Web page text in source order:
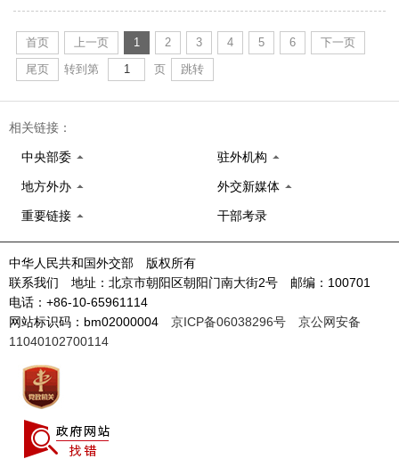
首页 上一页 1 2 3 4 5 6
下一页
尾页
转到第 页 跳转
相关链接：
中央部委 驻外机构
地方外办 外交新媒体
重要链接 干部考录
中华人民共和国外交部 版权所有
联系我们 地址：北京市朝阳区朝阳门南大街2号 邮编：100701
电话：+86-10-65961114
网站标识码：bm02000004 京ICP备06038296号
京公网安备
11040102700114